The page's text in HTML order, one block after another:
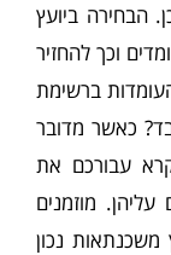
הבחירה ביועץ
וכך להחזיר
ברשימת
כאשר מדובר
עבורכם את
מוזמנים
משכנתאות נכון